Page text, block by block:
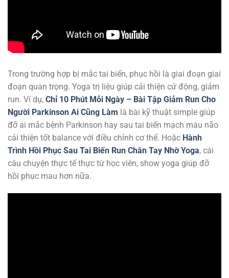
Trong trường hợp bị mắc tai biến, phục hồi là giai đoạn giai
đoạn quan trọng. Yoga trị liệu giúp cải thiện cử động, giảm
run. Ví dụ, Chỉ 10 Phút Mỗi Ngày – Bài Tập Giảm Run Cho
Người Parkinson Ai Cũng Làm là bài kỹ thuật simple giúp
đỡ ai mắc bệnh Parkinson hay sau tai biến mạch máu não
cải thiện tốt balance với điều chỉnh cơ thể. Hoặc Hành
Trình Hồi Phục Sau Tai Biến Run Chân Tay Nhờ Yoga, cái
câu chuyện thực tế thực từ học viên, show yoga giúp đỡ
hồi phục mau hơn nữa.